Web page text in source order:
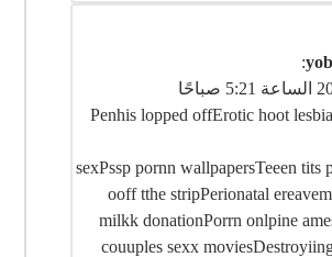
:
Penhis lopped offErotic hoot
sexPssp pornn wallpapersTeeen tits
ooff tthe stripPerionatal
milkk donationPorrn onlpine
couuples sexx